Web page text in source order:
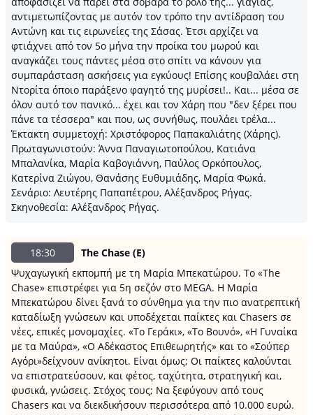
αντιμετωπίζοντας με αυτόν τον τρόπο την αντίδραση του
Αντώνη και τις ειρωνείες της Σάσας. Έτσι αρχίζει να
φτιάχνει από τον 5ο μήνα την προίκα του μωρού και
αναγκάζει τους πάντες μέσα στο σπίτι να κάνουν για
συμπαράσταση ασκήσεις για εγκύους! Επίσης κουβαλάει στη
Ντορίτα όποιο παράξενο φαγητό της μυρίσει!.. Και... μέσα σε
όλον αυτό τον πανικό... έχει και τον Χάρη που "δεν ξέρει που
πάνε τα τέσσερα" και που, ως συνήθως, πουλάει τρέλα...
Έκτακτη συμμετοχή: Χριστόφορος Παπακαλιάτης (Χάρης).
Πρωταγωνιστούν: Άννα Παναγιωτοπούλου, Κατιάνα
Μπαλανίκα, Μαρία Καβογιάννη, Παύλος Ορκόπουλος,
Κατερίνα Ζιώγου, Θανάσης Ευθυμιάδης, Μαρία Φωκά.
Σενάριο: Λευτέρης Παπαπέτρου, Αλέξανδρος Ρήγας.
Σκηνοθεσία: Αλέξανδρος Ρήγας.
18:30
The Chase (Ε)
Ψυχαγωγική εκπομπή με τη Μαρία Μπεκατώρου. Το «The
Chase» επιστρέφει για 5η σεζόν στο MEGA. Η Μαρία
Μπεκατώρου δίνει ξανά το σύνθημα για την πιο ανατρεπτική
καταδίωξη γνώσεων και υποδέχεται παίκτες και Chasers σε
νέες, επικές μονομαχίες. «Το Γεράκι», «Το Βουνό», «Η Γυναίκα
με τα Μαύρα», «Ο Αδέκαστος Επιθεωρητής» και το «Σούπερ
Αγόρι»δείχνουν ανίκητοι. Είναι όμως; Οι παίκτες καλούνται
να επιστρατεύσουν, και φέτος, ταχύτητα, στρατηγική και,
φυσικά, γνώσεις. Στόχος τους; Να ξεφύγουν από τους
Chasers και να διεκδικήσουν περισσότερα από 10.000 ευρώ.